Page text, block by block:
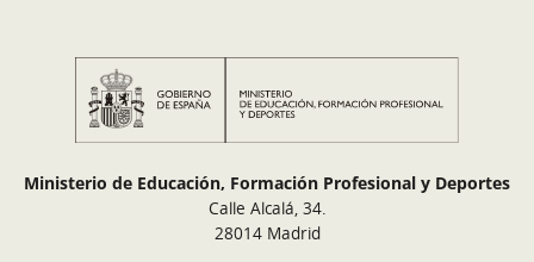
Ministerio de Educación, Formación Profesional y Deportes
Calle Alcalá, 34.
28014 Madrid